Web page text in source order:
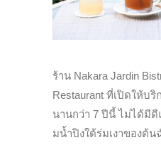
ร้าน Nakara Jardin
Restaurant ที่เปิดให้บ
นานกว่า 7 ปีนี้ ไม่ได้มี
มน้ำปิงใต้ร่มเงาของต้